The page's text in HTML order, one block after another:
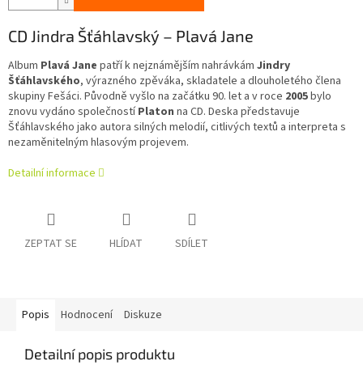
CD Jindra Šťáhlavský – Plavá Jane
Album Plavá Jane patří k nejznámějším nahrávkám Jindry
Šťáhlavského, výrazného zpěváka, skladatele a dlouholetého člena
skupiny Fešáci. Původně vyšlo na začátku 90. let a v roce 2005bylo
znovu vydáno společnostíPlaton na CD. Deska představuje
Šťáhlavského jako autora silných melodií, citlivých textů a interpreta s
nezaměnitelným hlasovým projevem.
Detailní informace
ZEPTAT SE HLÍDAT SDÍLET
Popis Hodnocení Diskuze
Detailní popis produktu